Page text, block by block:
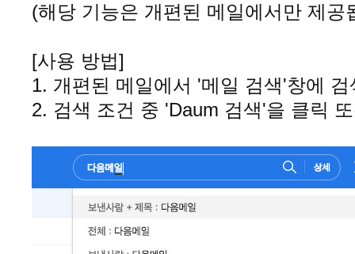
(해당 기능은 개편된 메일에서만 제공
[사용 방법]
1. 개편된 메일에서 '메일 검색'창에
2. 검색 조건 중 'Daum 검색'을 클릭